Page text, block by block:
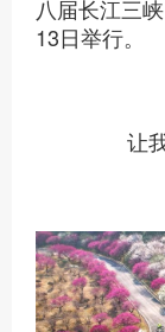
八届长江三
13日举行。
让